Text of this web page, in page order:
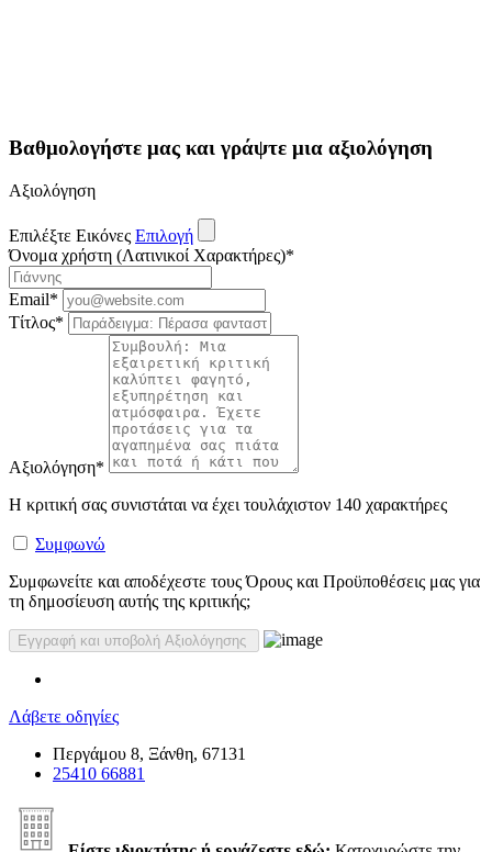
Βαθμολογήστε μας και γράψτε μια αξιολόγηση
Αξιολόγηση
Επιλέξτε Εικόνες Επιλογή
Όνομα χρήστη (Λατινικοί Χαρακτήρες)*
Email*
Τίτλος*
Αξιολόγηση*
Η κριτική σας συνιστάται να έχει τουλάχιστον 140 χαρακτήρες
Συμφωνώ
Συμφωνείτε και αποδέχεστε τους Όρους και Προϋποθέσεις μας για
τη δημοσίευση αυτής της κριτικής;
Λάβετε οδηγίες
Περγάμου 8, Ξάνθη, 67131
25410 66881